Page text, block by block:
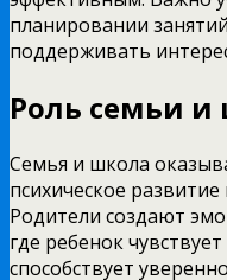
планировании
поддерживать
Роль семьи
Семья и школа
психическое
Родители создают
где ребенок
способствует